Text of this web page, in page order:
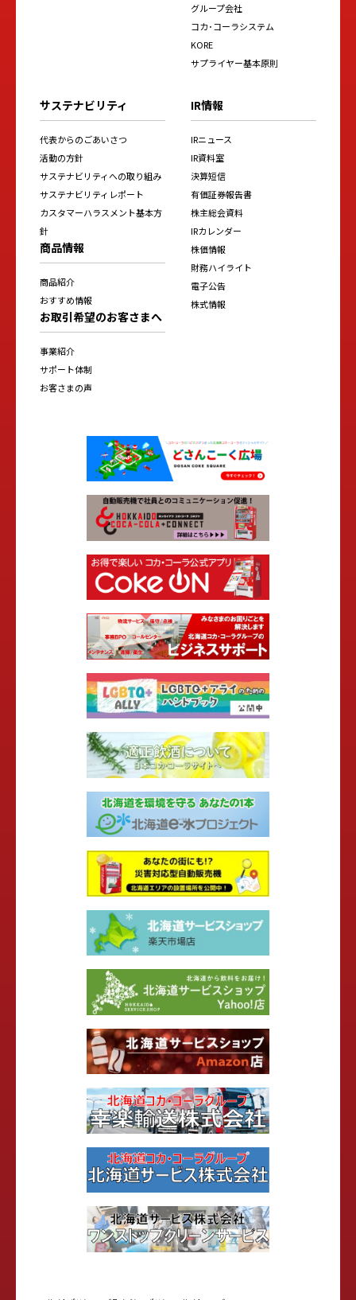
グループ会社
コカ･コーラシステム
KORE
サプライヤー基本原則
サステナビリティ
代表からのごあいさつ
活動の方針
サステナビリティへの取り組み
サステナビリティレポート
カスタマーハラスメント基本方
針
商品情報
商品紹介
おすすめ情報
お取引希望のお客さまへ
事業紹介
サポート体制
お客さまの声
IR情報
IRニュース
IR資料室
決算短信
有価証券報告書
株主総会資料
IRカレンダー
株価情報
財務ハイライト
電子公告
株式情報